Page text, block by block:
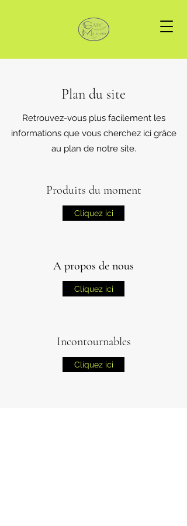
Plan du site
Retrouvez-vous plus facilement les
informations que vous cherchez ici grâce
au plan de notre site.
Produits du moment
Cliquez ici
A propos de nous
Cliquez ici
Incontournables
Cliquez ici